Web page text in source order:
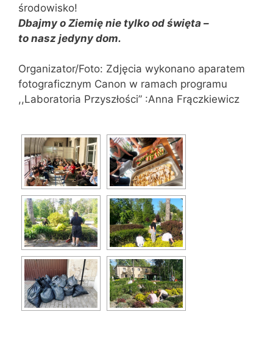
środowisko!
Dbajmy o Ziemię nie tylko od święta –
to nasz jedyny dom.
Organizator/Foto: Zdjęcia wykonano aparatem
fotograficznym Canon w ramach programu
,,Laboratoria Przyszłości” :Anna Frączkiewicz